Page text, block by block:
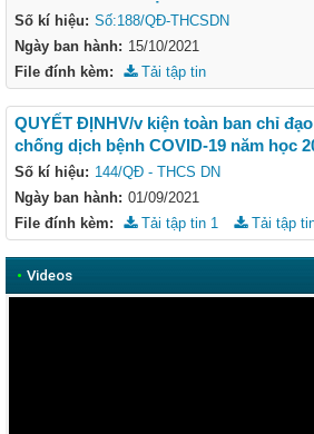
Số kí hiệu: Số:188/QĐ-THCSDN
Ngày ban hành: 15/10/2021
File đính kèm: Tải tập tin
Số kí hiệu: 144/QĐ - THCS DN
Ngày ban hành: 01/09/2021
QUYẾT ĐỊNHV/v kiện toàn ban chỉ
chống dịch bệnh COVID-19 năm học
File đính kèm: Tải tập tin 1 Tải tập
• Videos